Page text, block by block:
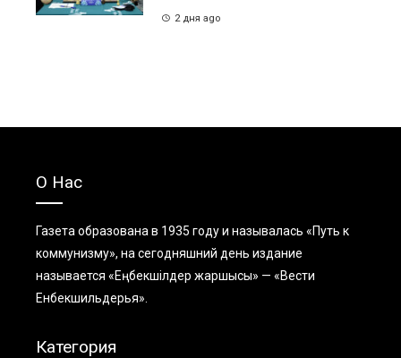
2 дня ago
О Нас
Газета образована в 1935 году и называлась «Путь к
коммунизму», на сегодняшний день издание
называется «Еңбекшiлдер жаршысы» — «Вести
Енбекшильдерья».
Категория